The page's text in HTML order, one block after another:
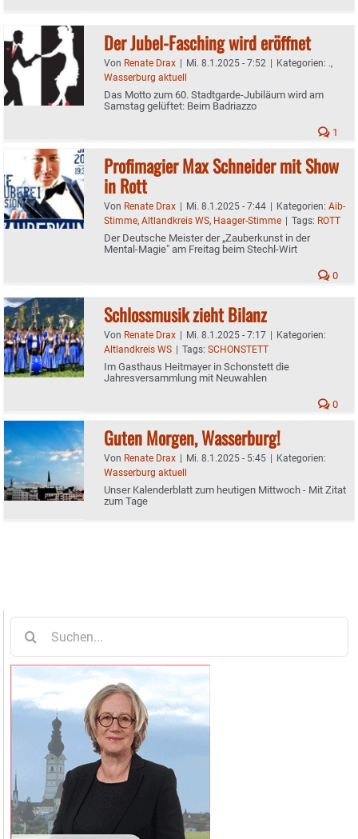
Der Jubel-Fasching wird eröffnet
Von Renate Drax | Mi. 8.1.2025 - 7:52 | Kategorien: .,
Wasserburg aktuell
Das Motto zum 60. Stadtgarde-Jubiläum wird am
Samstag gelüftet: Beim Badriazzo
1
Profimagier Max Schneider mit Show
in Rott
Von Renate Drax | Mi. 8.1.2025 - 7:44 | Kategorien: Aib-
Stimme, Altlandkreis WS, Haager-Stimme | Tags: ROTT
Der Deutsche Meister der „Zauberkunst in der
Mental-Magie" am Freitag beim Stechl-Wirt
0
Schlossmusik zieht Bilanz
Von Renate Drax | Mi. 8.1.2025 - 7:17 | Kategorien:
Altlandkreis WS | Tags: SCHONSTETT
Im Gasthaus Heitmayer in Schonstett die
Jahresversammlung mit Neuwahlen
0
Guten Morgen, Wasserburg!
Von Renate Drax | Mi. 8.1.2025 - 5:45 | Kategorien:
Wasserburg aktuell
Unser Kalenderblatt zum heutigen Mittwoch - Mit Zitat
zum Tage
nach: